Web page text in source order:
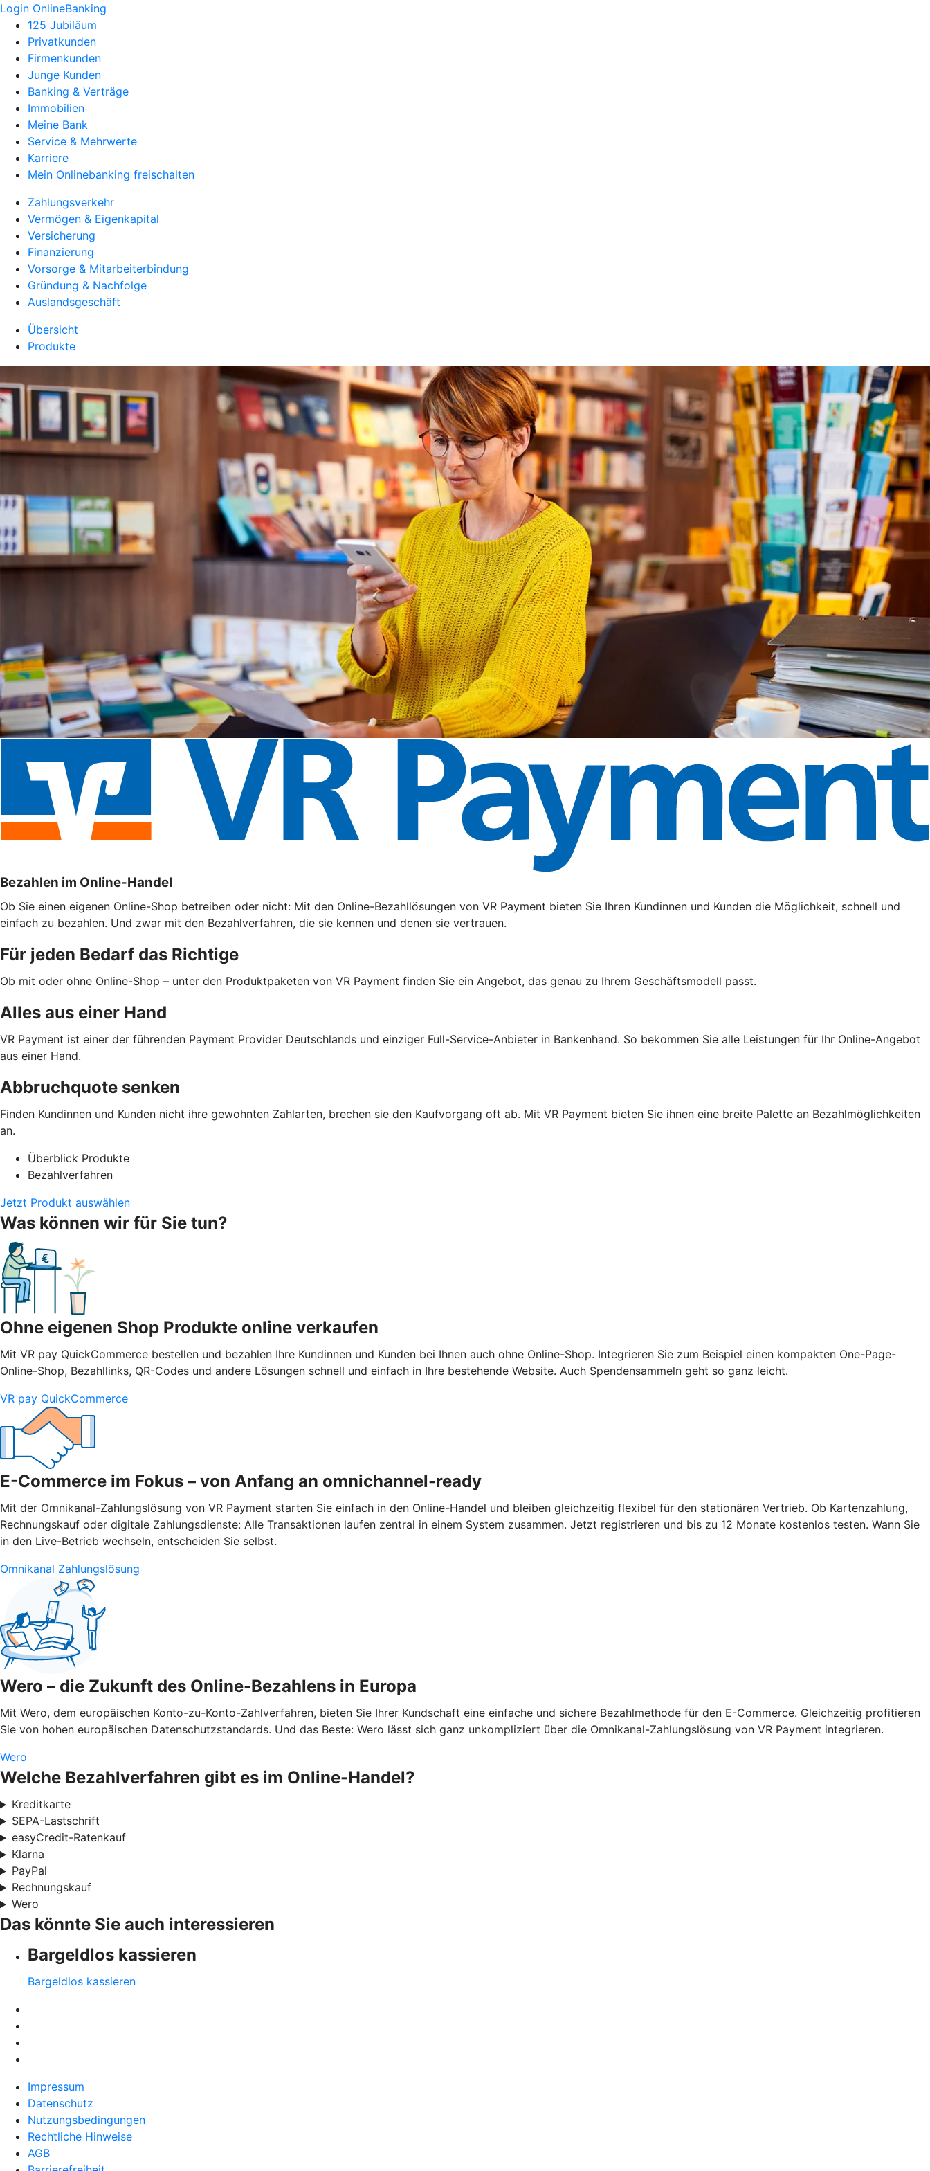
Login OnlineBanking
125 Jubiläum
Privatkunden
Firmenkunden
Junge Kunden
Banking & Verträge
Immobilien
Meine Bank
Service & Mehrwerte
Karriere
Mein Onlinebanking freischalten
Zahlungsverkehr
Vermögen & Eigenkapital
Versicherung
Finanzierung
Vorsorge & Mitarbeiterbindung
Gründung & Nachfolge
Auslandsgeschäft
Übersicht
Produkte
Bezahlen im Online-Handel
Ob Sie einen eigenen Online-Shop betreiben oder nicht: Mit den Online-Bezahllösungen von VR Payment bieten Sie Ihren Kundinnen und Kunden die Möglichkeit, schnell und
einfach zu bezahlen. Und zwar mit den Bezahlverfahren, die sie kennen und denen sie vertrauen.
Für jeden Bedarf das Richtige
Ob mit oder ohne Online-Shop – unter den Produktpaketen von VR Payment finden Sie ein Angebot, das genau zu Ihrem Geschäftsmodell passt.
Alles aus einer Hand
VR Payment ist einer der führenden Payment Provider Deutschlands und einziger Full-Service-Anbieter in Bankenhand. So bekommen Sie alle Leistungen für Ihr Online-Angebot
aus einer Hand.
Abbruchquote senken
Finden Kundinnen und Kunden nicht ihre gewohnten Zahlarten, brechen sie den Kaufvorgang oft ab. Mit VR Payment bieten Sie ihnen eine breite Palette an Bezahlmöglichkeiten
an.
Überblick Produkte
Bezahlverfahren
Jetzt Produkt auswählen
Was können wir für Sie tun?
Ohne eigenen Shop Produkte online verkaufen
Mit VR pay QuickCommerce bestellen und bezahlen Ihre Kundinnen und Kunden bei Ihnen auch ohne Online-Shop. Integrieren Sie zum Beispiel einen kompakten One-Page-
Online-Shop, Bezahllinks, QR-Codes und andere Lösungen schnell und einfach in Ihre bestehende Website. Auch Spendensammeln geht so ganz leicht.
VR pay QuickCommerce
E-Commerce im Fokus – von Anfang an omnichannel-ready
Mit der Omnikanal-Zahlungslösung von VR Payment starten Sie einfach in den Online-Handel und bleiben gleichzeitig flexibel für den stationären Vertrieb. Ob Kartenzahlung,
Rechnungskauf oder digitale Zahlungsdienste: Alle Transaktionen laufen zentral in einem System zusammen. Jetzt registrieren und bis zu 12 Monate kostenlos testen. Wann Sie
in den Live-Betrieb wechseln, entscheiden Sie selbst.
Omnikanal Zahlungslösung
Wero – die Zukunft des Online-Bezahlens in Europa
Mit Wero, dem europäischen Konto-zu-Konto-Zahlverfahren, bieten Sie Ihrer Kundschaft eine einfache und sichere Bezahlmethode für den E-Commerce. Gleichzeitig profitieren
Sie von hohen europäischen Datenschutzstandards. Und das Beste: Wero lässt sich ganz unkompliziert über die Omnikanal-Zahlungslösung von VR Payment integrieren.
Wero
Welche Bezahlverfahren gibt es im Online-Handel?
Kreditkarte
SEPA-Lastschrift
easyCredit-Ratenkauf
Klarna
PayPal
Rechnungskauf
Wero
Das könnte Sie auch interessieren
Bargeldlos kassieren
Bargeldlos kassieren
Impressum
Datenschutz
Nutzungsbedingungen
Rechtliche Hinweise
AGB